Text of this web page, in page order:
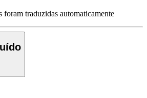
foram traduzidas automaticamente